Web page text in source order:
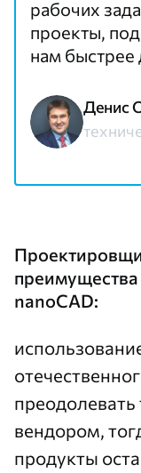
рабочих
проекты,
нам быстрее
Денис
преимущества
nanoCAD:
преодолевать
вендором,
продукты